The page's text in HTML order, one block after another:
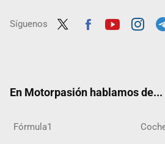
Síguenos
En Motorpasión hablamos de...
Fórmula1